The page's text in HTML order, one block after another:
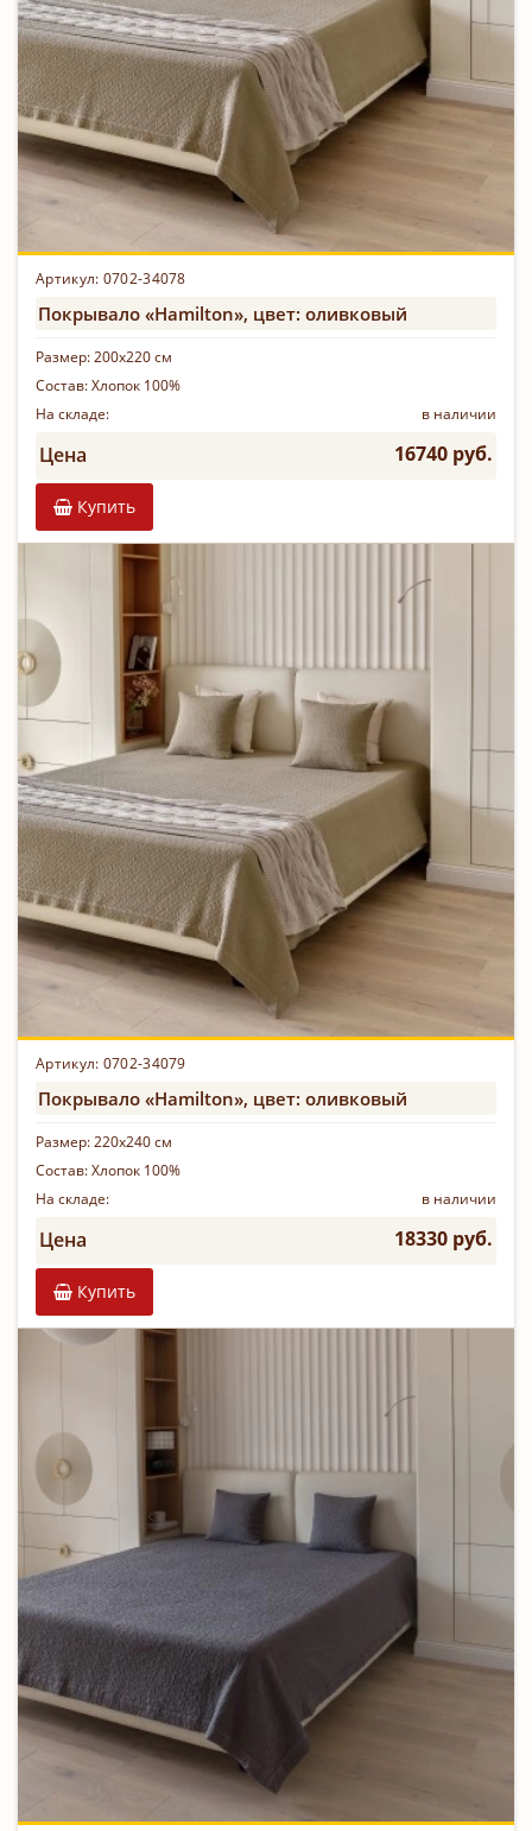
Артикул: 0702-34078
Покрывало «Hamilton», цвет: оливковый
Размер:200х220 см
Состав:Хлопок 100%
На складе:
в наличии
Цена 16740 руб.
Купить
Артикул: 0702-34079
Покрывало «Hamilton», цвет: оливковый
Размер:220х240 см
Состав:Хлопок 100%
На складе:
в наличии
Цена 18330 руб.
Купить